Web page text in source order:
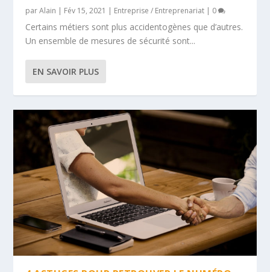
parAlain | Fév 15, 2021 | Entreprise / Entreprenariat | 0
Certains métiers sont plus accidentogènes que d’autres.
Un ensemble de mesures de sécurité sont...
EN SAVOIR PLUS